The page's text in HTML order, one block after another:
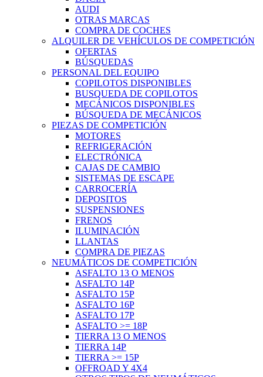
AUDI
OTRAS MARCAS
COMPRA DE COCHES
ALQUILER DE VEHÍCULOS DE COMPETICIÓN
OFERTAS
BÚSQUEDAS
PERSONAL DEL EQUIPO
COPILOTOS DISPONIBLES
BUSQUEDA DE COPILOTOS
MECÁNICOS DISPONIBLES
BÚSQUEDA DE MECÁNICOS
PIEZAS DE COMPETICIÓN
MOTORES
REFRIGERACIÓN
ELECTRÓNICA
CAJAS DE CAMBIO
SISTEMAS DE ESCAPE
CARROCERÍA
DEPOSITOS
SUSPENSIONES
FRENOS
ILUMINACIÓN
LLANTAS
COMPRA DE PIEZAS
NEUMÁTICOS DE COMPETICIÓN
ASFALTO 13 O MENOS
ASFALTO 14P
ASFALTO 15P
ASFALTO 16P
ASFALTO 17P
ASFALTO >= 18P
TIERRA 13 O MENOS
TIERRA 14P
TIERRA >= 15P
OFFROAD Y 4X4